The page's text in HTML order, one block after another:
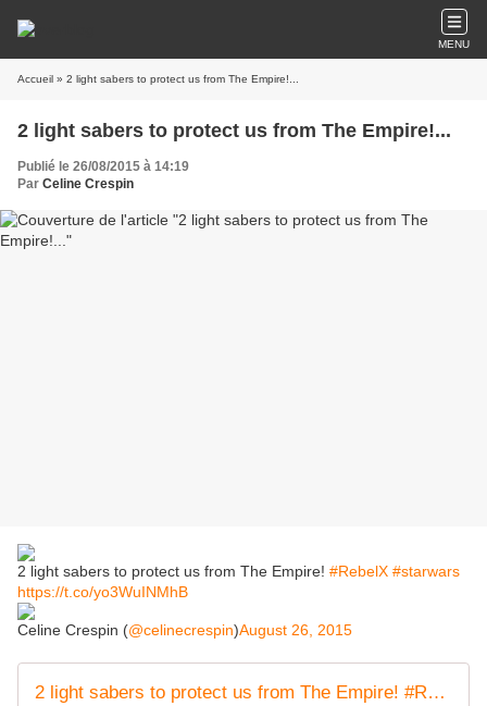
MENU
Accueil » 2 light sabers to protect us from The Empire!...
2 light sabers to protect us from The Empire!...
Publié le 26/08/2015 à 14:19
Par Celine Crespin
2 light sabers to protect us from The Empire! #RebelX #starwars
https://t.co/yo3WuINMhB
Celine Crespin (@celinecrespin)August 26, 2015
2 light sabers to protect us from The Empire! #RebelX #starwars